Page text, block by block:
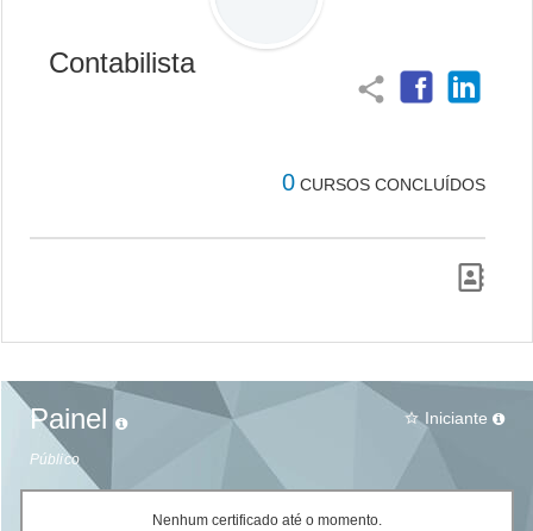
Contabilista
share
0 CURSOS CONCLUÍDOS
Painel
Público
star_border Iniciante
Nenhum certificado até o momento.